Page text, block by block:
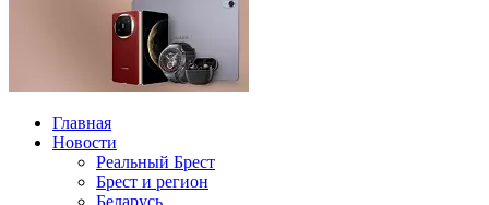
Главная
Новости
Реальный Брест
Брест и регион
Беларусь